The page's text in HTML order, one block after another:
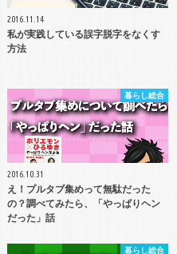
2016.11.14
私が実践している誤字脱字をなくす
方法
暮らし総合
2016.10.31
え！プルタブ集めって無駄だった
の？調べてみたら、「やっぱりヘン
だった」話
暮らし総合